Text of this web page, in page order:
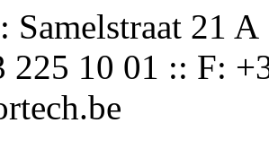
Samelstraat 21
225 10 01 :: F: